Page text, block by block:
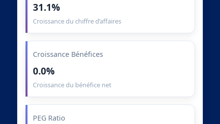
31.1%
Croissance du chiffre d’affaires
Croissance Bénéfices
0.0%
Croissance du bénéfice net
PEG Ratio